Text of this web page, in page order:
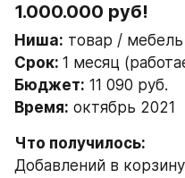
1.000.000 руб!
Ниша: товар /
Срок: 1 месяц
Бюджет: 11 090 руб.
Время: октябрь 2021
Что получилось:
Добавлений в